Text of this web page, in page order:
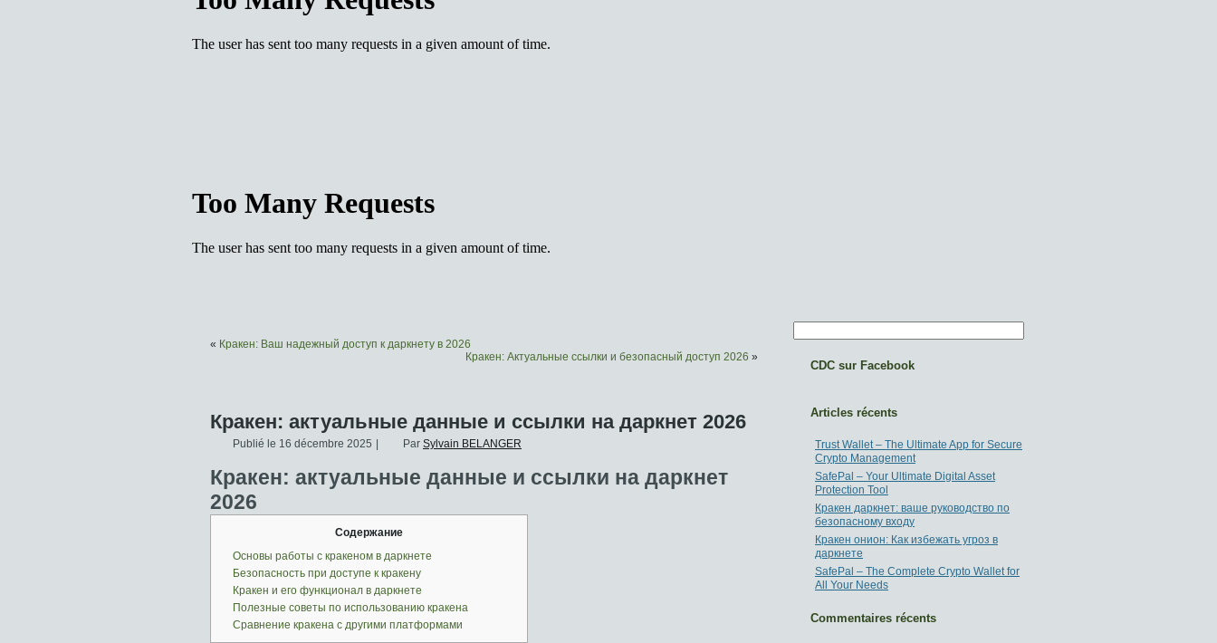
« Кракен: Ваш надежный доступ к даркнету в 2026
Кракен: Актуальные ссылки и безопасный доступ 2026 »
Кракен: актуальные данные и ссылки на даркнет 2026
Publié le 16 décembre 2025 Par Sylvain BELANGER
Кракен: актуальные данные и ссылки на даркнет
2026
Содержание
Основы работы с кракеном в даркнете
Безопасность при доступе к кракену
Кракен и его функционал в даркнете
Полезные советы по использованию кракена
Сравнение кракена с другими платформами
CDC sur Facebook
Articles récents
Trust Wallet – The Ultimate App for Secure
Crypto Management
SafePal – Your Ultimate Digital Asset
Protection Tool
Кракен даркнет: ваше руководство по
безопасному входу
Кракен онион: Как избежать угроз в
даркнете
SafePal – The Complete Crypto Wallet for
All Your Needs
Commentaires récents